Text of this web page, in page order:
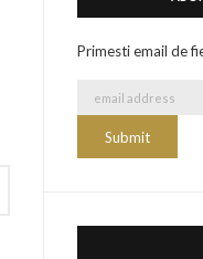
Primesti email de